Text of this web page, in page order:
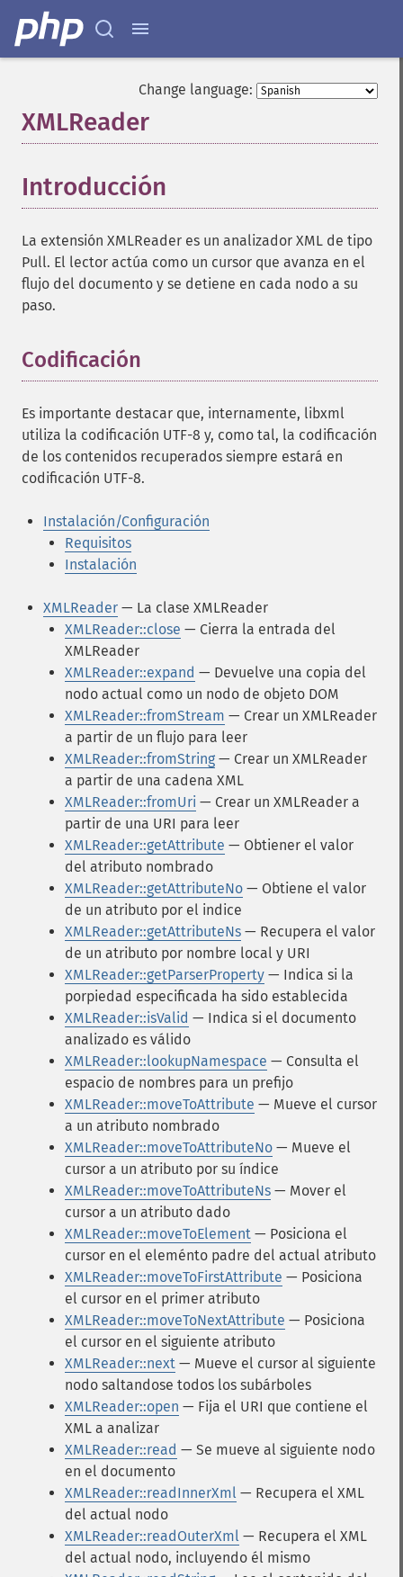
Change language:
XMLReader
Introducción
La extensión XMLReader es un analizador XML de tipo
Pull. El lector actúa como un cursor que avanza en el
flujo del documento y se detiene en cada nodo a su
paso.
Codificación
Es importante destacar que, internamente, libxml
utiliza la codificación UTF-8 y, como tal, la codificación
de los contenidos recuperados siempre estará en
codificación UTF-8.
Instalación/Configuración
Requisitos
Instalación
XMLReader — La clase XMLReader
XMLReader::close — Cierra la entrada del
XMLReader
XMLReader::expand — Devuelve una copia del
nodo actual como un nodo de objeto DOM
XMLReader::fromStream — Crear un XMLReader
a partir de un flujo para leer
XMLReader::fromString — Crear un XMLReader
a partir de una cadena XML
XMLReader::fromUri — Crear un XMLReader a
partir de una URI para leer
XMLReader::getAttribute — Obtiener el valor
del atributo nombrado
XMLReader::getAttributeNo — Obtiene el valor
de un atributo por el indice
XMLReader::getAttributeNs — Recupera el valor
de un atributo por nombre local y URI
XMLReader::getParserProperty — Indica si la
porpiedad especificada ha sido establecida
XMLReader::isValid — Indica si el documento
analizado es válido
XMLReader::lookupNamespace — Consulta el
espacio de nombres para un prefijo
XMLReader::moveToAttribute — Mueve el cursor
a un atributo nombrado
XMLReader::moveToAttributeNo — Mueve el
cursor a un atributo por su índice
XMLReader::moveToAttributeNs — Mover el
cursor a un atributo dado
XMLReader::moveToElement — Posiciona el
cursor en el eleménto padre del actual atributo
XMLReader::moveToFirstAttribute — Posiciona
el cursor en el primer atributo
XMLReader::moveToNextAttribute — Posiciona
el cursor en el siguiente atributo
XMLReader::next — Mueve el cursor al siguiente
nodo saltandose todos los subárboles
XMLReader::open — Fija el URI que contiene el
XML a analizar
XMLReader::read — Se mueve al siguiente nodo
en el documento
XMLReader::readInnerXml — Recupera el XML
del actual nodo
XMLReader::readOuterXml — Recupera el XML
del actual nodo, incluyendo él mismo